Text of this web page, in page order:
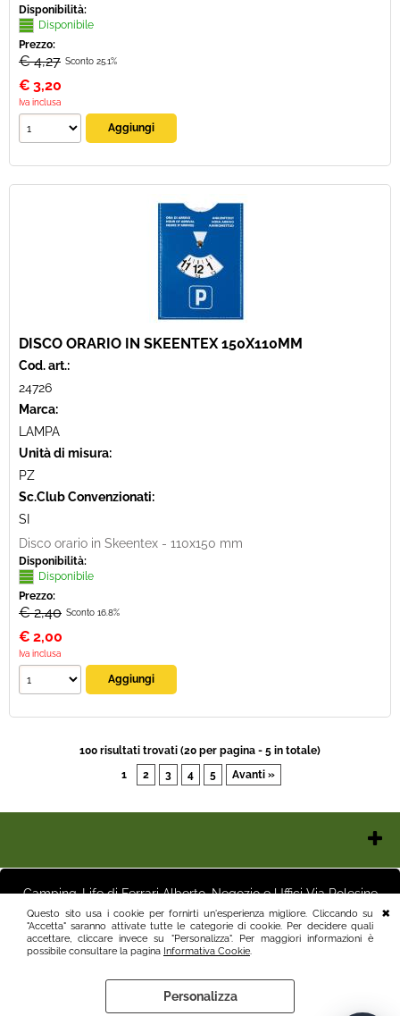
Questo sito usa i cookie per fornirti un'esperienza migliore. Cliccando su
"Accetta" saranno attivate tutte le categorie di cookie. Per decidere quali
accettare, cliccare invece su "Personalizza". Per maggiori informazioni è
possibile consultare la pagina Informativa Cookie.
Personalizza
Disponibilità:
Disponibile
Prezzo:
€ 4,27 Sconto 25.1%
€ 3,20
Iva inclusa
DISCO ORARIO IN SKEENTEX 150X110MM
Cod. art.:
24726
Marca:
LAMPA
Unità di misura:
PZ
Sc.Club Convenzionati:
SI
Disco orario in Skeentex - 110x150 mm
Disponibilità:
Disponibile
Prezzo:
€ 2,40 Sconto 16.8%
€ 2,00
Iva inclusa
100 risultati trovati (20 per pagina - 5 in totale)
1
2 3 4 5 Avanti »
Spedizioni
Recesso e Condizioni
Camping-Life di Ferrari Alberto, Negozio e Uffici Via Polesine
16 25125 Brescia (BS) Magazzino Via Friuli 3 25125 Brescia (BS)
Italia P.I.03411250982 info@camping-life.it tel.3887818400
Informativa Cookie Preferenze cookie